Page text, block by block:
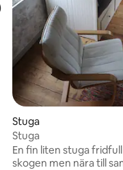
genomsnittligt betyg, 11
Stuga
Stuga
En fin liten stuga
skogen men nära till